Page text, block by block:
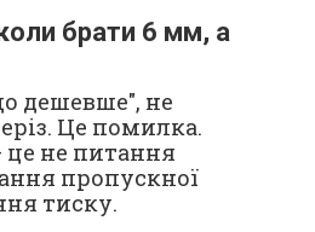
брати 6 мм, а
дешевше", не
Це помилка.
не питання
пропускної
тиску.